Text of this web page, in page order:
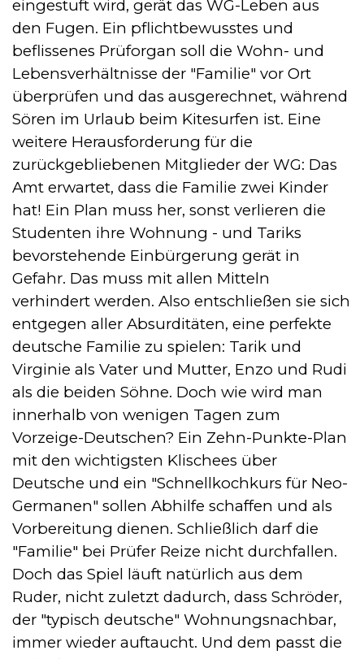
eingestuft wird, gerät das WG-Leben aus
den Fugen. Ein pflichtbewusstes und
beflissenes Prüforgan soll die Wohn- und
Lebensverhältnisse der "Familie" vor Ort
überprüfen und das ausgerechnet, während
Sören im Urlaub beim Kitesurfen ist. Eine
weitere Herausforderung für die
zurückgebliebenen Mitglieder der WG: Das
Amt erwartet, dass die Familie zwei Kinder
hat! Ein Plan muss her, sonst verlieren die
Studenten ihre Wohnung - und Tariks
bevorstehende Einbürgerung gerät in
Gefahr. Das muss mit allen Mitteln
verhindert werden. Also entschließen sie sich
entgegen aller Absurditäten, eine perfekte
deutsche Familie zu spielen: Tarik und
Virginie als Vater und Mutter, Enzo und Rudi
als die beiden Söhne. Doch wie wird man
innerhalb von wenigen Tagen zum
Vorzeige-Deutschen? Ein Zehn-Punkte-Plan
mit den wichtigsten Klischees über
Deutsche und ein "Schnellkochkurs für Neo-
Germanen" sollen Abhilfe schaffen und als
Vorbereitung dienen. Schließlich darf die
"Familie" bei Prüfer Reize nicht durchfallen.
Doch das Spiel läuft natürlich aus dem
Ruder, nicht zuletzt dadurch, dass Schröder,
der "typisch deutsche" Wohnungsnachbar,
immer wieder auftaucht. Und dem passt die